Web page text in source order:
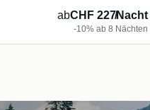
abCHF 227/Nacht
-10% ab 8 Nächten